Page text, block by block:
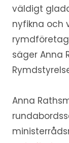
väldigt
nyfikna och
säger Anna
Anna